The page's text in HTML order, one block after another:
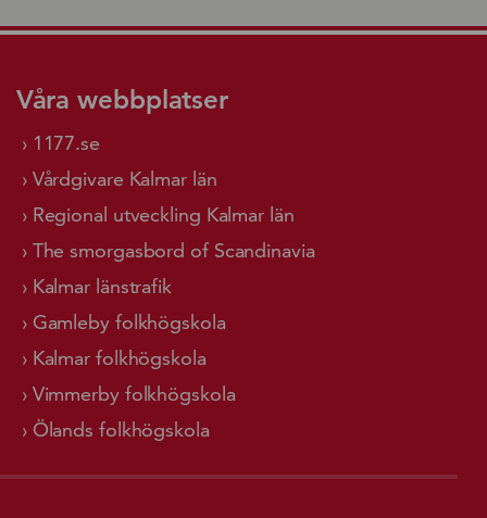
Våra webbplatser
1177.se
Vårdgivare Kalmar län
Regional utveckling Kalmar län
The smorgasbord of Scandinavia
Kalmar länstrafik
Gamleby folkhögskola
Kalmar folkhögskola
Vimmerby folkhögskola
Ölands folkhögskola